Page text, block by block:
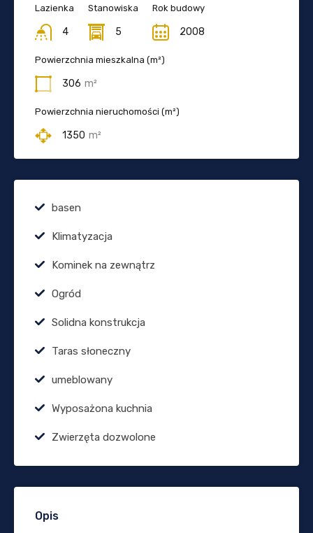
Lazienka
4
Stanowiska
5
Rok budowy
2008
Powierzchnia mieszkalna (m²)
306 m²
Powierzchnia nieruchomości (m²)
1350 m²
basen
Klimatyzacja
Kominek na zewnątrz
Ogród
Solidna konstrukcja
Taras słoneczny
umeblowany
Wyposażona kuchnia
Zwierzęta dozwolone
Opis